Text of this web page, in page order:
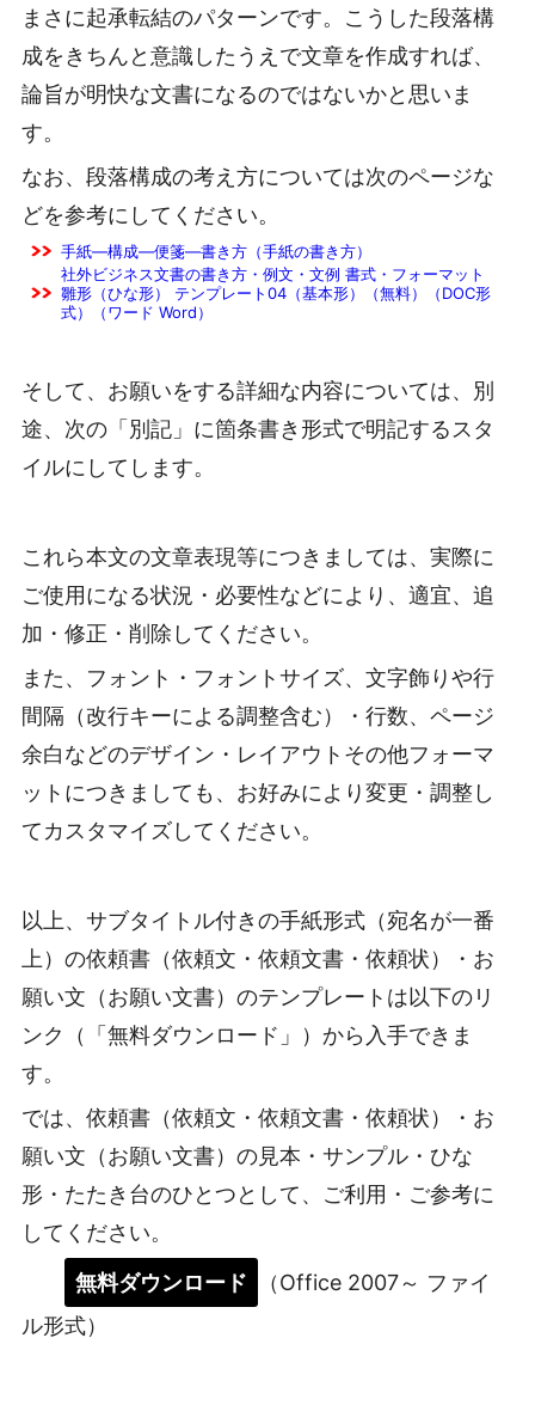
まさに起承転結のパターンです。こうした段落構
成をきちんと意識したうえで文章を作成すれば、
論旨が明快な文書になるのではないかと思いま
す。
なお、段落構成の考え方については次のページな
どを参考にしてください。
手紙―構成―便箋―書き方（手紙の書き方）
社外ビジネス文書の書き方・例文・文例 書式・フォーマット
雛形（ひな形） テンプレート04（基本形）（無料）（DOC形
式）（ワード Word）
そして、お願いをする詳細な内容については、別
途、次の「別記」に箇条書き形式で明記するスタ
イルにしてします。
これら本文の文章表現等につきましては、実際に
ご使用になる状況・必要性などにより、適宜、追
加・修正・削除してください。
また、フォント・フォントサイズ、文字飾りや行
間隔（改行キーによる調整含む）・行数、ページ
余白などのデザイン・レイアウトその他フォーマ
ットにつきましても、お好みにより変更・調整し
てカスタマイズしてください。
以上、サブタイトル付きの手紙形式（宛名が一番
上）の依頼書（依頼文・依頼文書・依頼状）・お
願い文（お願い文書）のテンプレートは以下のリ
ンク（「無料ダウンロード」）から入手できま
す。
では、依頼書（依頼文・依頼文書・依頼状）・お
願い文（お願い文書）の見本・サンプル・ひな
形・たたき台のひとつとして、ご利用・ご参考に
してください。
無料ダウンロード
（Office 2007～ ファイ
ル形式）